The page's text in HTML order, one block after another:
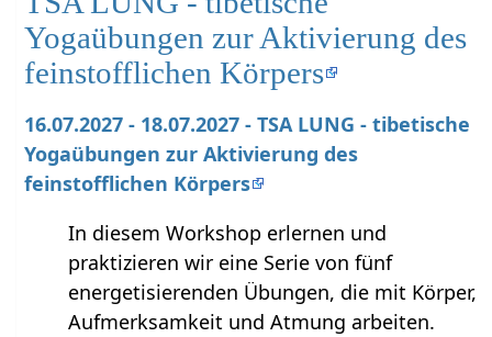
Yogaübungen zur Aktivierung des
feinstofflichen Körpers
16.07.2027 - 18.07.2027 - TSA LUNG - tibetische
Yogaübungen zur Aktivierung des
feinstofflichen Körpers
In diesem Workshop erlernen und
praktizieren wir eine Serie von fünf
energetisierenden Übungen, die mit Körper,
Aufmerksamkeit und Atmung arbeiten.